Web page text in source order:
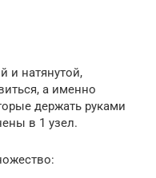
и натянутой,
а именно
держать руками
в 1 узел.